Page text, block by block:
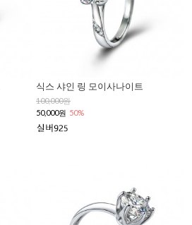
식스 샤인 링 모이사나이트
100,000원
50,000원 50%